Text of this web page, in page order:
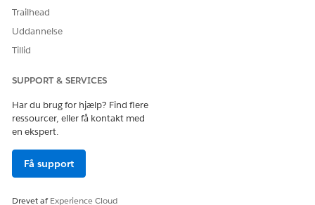
Trailhead
Uddannelse
Tillid
SUPPORT & SERVICES
Har du brug for hjælp? Find flere
ressourcer, eller få kontakt med
en ekspert.
Få support
Drevet afExperience Cloud